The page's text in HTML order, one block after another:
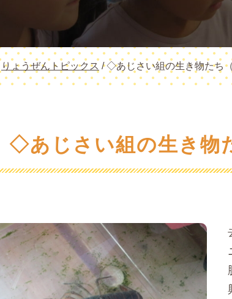
りょうぜんトピックス /◇あじさい組の生き物たち
◇あじさい組の生き物